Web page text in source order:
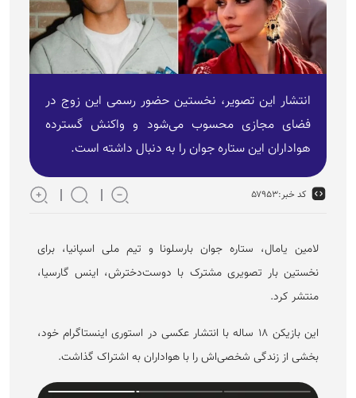
انتشار این تصویر، نخستین حضور رسمی این زوج در
فضای مجازی محسوب می‌شود و واکنش گسترده
هواداران این ستاره جوان را به دنبال داشته است.
کد خبر:۵۷۹۵۳
لامین یامال، ستاره جوان بارسلونا و تیم ملی اسپانیا، برای
نخستین بار تصویری مشترک با دوست‌دخترش، اینس گارسیا،
منتشر کرد.
این بازیکن ۱۸ ساله با انتشار عکسی در استوری اینستاگرام خود،
بخشی از زندگی شخصی‌اش را با هواداران به اشتراک گذاشت.